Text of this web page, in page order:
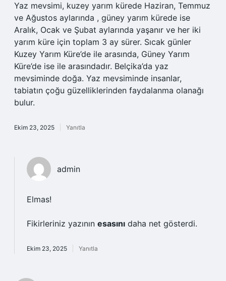
Yaz mevsimi, kuzey yarım kürede Haziran, Temmuz
ve Ağustos aylarında , güney yarım kürede ise
Aralık, Ocak ve Şubat aylarında yaşanır ve her iki
yarım küre için toplam 3 ay sürer. Sıcak günler
Kuzey Yarım Küre’de ile arasında, Güney Yarım
Küre’de ise ile arasındadır. Belçika’da yaz
mevsiminde doğa. Yaz mevsiminde insanlar,
tabiatın çoğu güzelliklerinden faydalanma olanağı
bulur.
Ekim 23, 2025 Yanıtla
admin
Elmas!
Fikirleriniz yazının esasını daha net gösterdi.
Ekim 23, 2025 Yanıtla